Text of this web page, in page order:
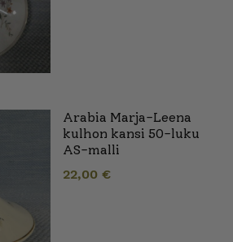
Arabia Marja-Leena
kulhon kansi 50-luku
AS-malli
22,00 €